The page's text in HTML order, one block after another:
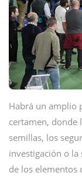
Habrá un amplio
certamen, donde
semillas, los
investigación o
de los elementos